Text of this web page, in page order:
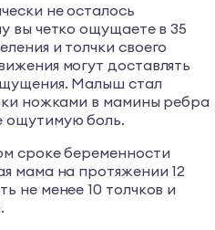
не осталось
вы четко ощущаете в 35
и толчки своего
могут доставлять
Малыш стал
ножками в мамины ребра
ощутимую боль.
сроке беременности
мама на протяжении 12
не менее 10 толчков и